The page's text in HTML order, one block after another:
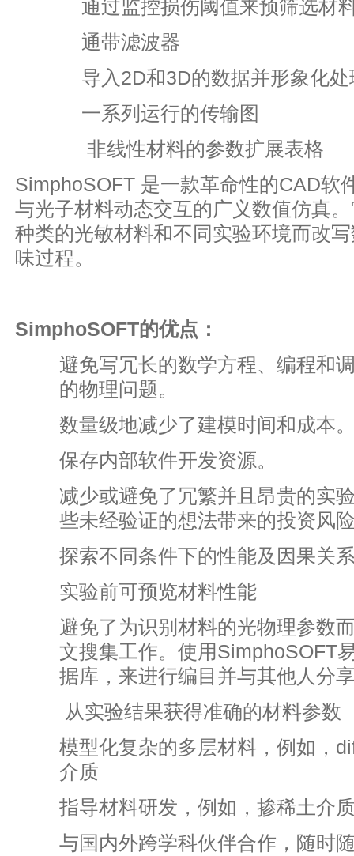
通过监控损伤阈值来预筛选材
通带滤波器
导入2D和3D的数据并形象化处
一系列运行的传输图
非线性材料的参数扩展表格
SimphoSOFT 是一款革命性的CAD软
与光子材料动态交互的广义数值仿真
种类的光敏材料和不同实验环境而改
味过程。
SimphoSOFT的优点：
避免写冗长的数学方程、编程和
的物理问题。
数量级地减少了建模时间和成本
保存内部软件开发资源。
减少或避免了冗繁并且昂贵的实
些未经验证的想法带来的投资风
探索不同条件下的性能及因果关
实验前可预览材料性能
避免了为识别材料的光物理参数
文搜集工作。使用SimphoSOFT
据库，来进行编目并与其他人分
从实验结果获得准确的材料参数
模型化复杂的多层材料，例如，
介质
指导材料研发，例如，掺稀土介
与国内外跨学科伙伴合作，随时